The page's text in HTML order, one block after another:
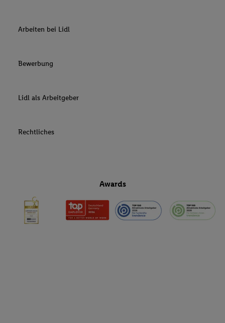
Arbeiten bei Lidl
Bewerbung
Lidl als Arbeitgeber
Rechtliches
Awards